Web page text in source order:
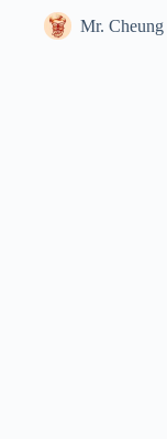
Mr. Cheung